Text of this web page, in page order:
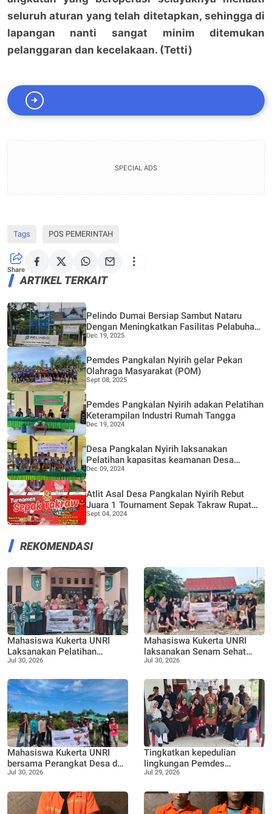
seluruh aturan yang telah ditetapkan, sehingga di
lapangan nanti sangat minim ditemukan
pelanggaran dan kecelakaan. (Tetti)
SPECIAL ADS
Tags POS PEMERINTAH
Share
ARTIKEL TERKAIT
Pelindo Dumai Bersiap Sambut Nataru
Dengan Meningkatkan Fasilitas Pelabuhan
Penumpang
Dec 19, 2025
Pemdes Pangkalan Nyirih gelar Pekan
Olahraga Masyarakat (POM)
Sept 08, 2025
Pemdes Pangkalan Nyirih adakan Pelatihan
Keterampilan Industri Rumah Tangga
Dec 19, 2024
Desa Pangkalan Nyirih laksanakan
Pelatihan kapasitas keamanan Desa
melalui Dana Bermasa TA 2024
Dec 09, 2024
Atlit Asal Desa Pangkalan Nyirih Rebut
Juara 1 Tournament Sepak Takraw Rupat
Bermasa 2024
Sept 04, 2024
REKOMENDASI
Mahasiswa Kukerta UNRI
Laksanakan Pelatihan
Pemanfaatan Minyak
Aromaterapi bersama Tim
Penggerak PKK Pangkalan
Nyirih
Jul 30, 2026
Mahasiswa Kukerta UNRI
laksanakan Senam Sehat
bersama Ibu ibu dan Remaja
Jul 30, 2026
Mahasiswa Kukerta UNRI
bersama Perangkat Desa dan
Bhabinkamtibmas
bibit Tanaman Pucuk Merah
dan Tanaman buah Jeruk
Jul 30, 2026
Tingkatkan kepedulian
lingkungan Pemdes
Pangkalan Nyirih gelar
Jul 29, 2026